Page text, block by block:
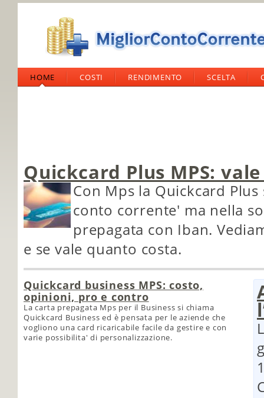
HOME COSTI RENDIMENTO SCELTA
Quickcard Plus MPS:
Con Mps la Quickcard
conto corrente' ma nella
prepagata con Iban.
e se vale quanto costa.
Quickcard business MPS: costo,
opinioni, pro e contro
La carta prepagata Mps per il Business si chiama
Quickcard Business ed è pensata per le aziende che
vogliono una card ricaricabile facile da gestire e con
varie possibilita' di personalizzazione.